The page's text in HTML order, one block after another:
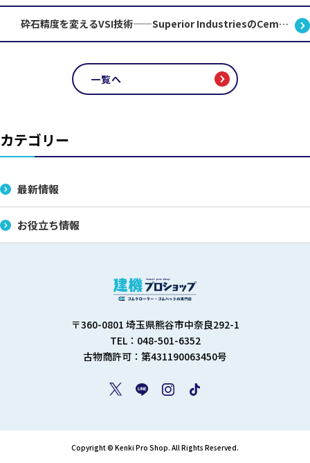
砕石精度を変えるVSI技術——Superior IndustriesのCemco縦軸インパクター徹底解説
一覧へ
カテゴリー
最新情報
お役立ち情報
〒360-0801 埼玉県熊谷市中奈良292-1
TEL：048-501-6352
古物商許可：第431190063450号
Copyright © Kenki Pro Shop. All Rights Reserved.